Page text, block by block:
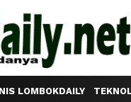
LOMBOKDAILY